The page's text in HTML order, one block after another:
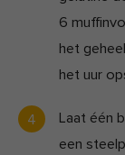
6
het
het uur
Laat één
een